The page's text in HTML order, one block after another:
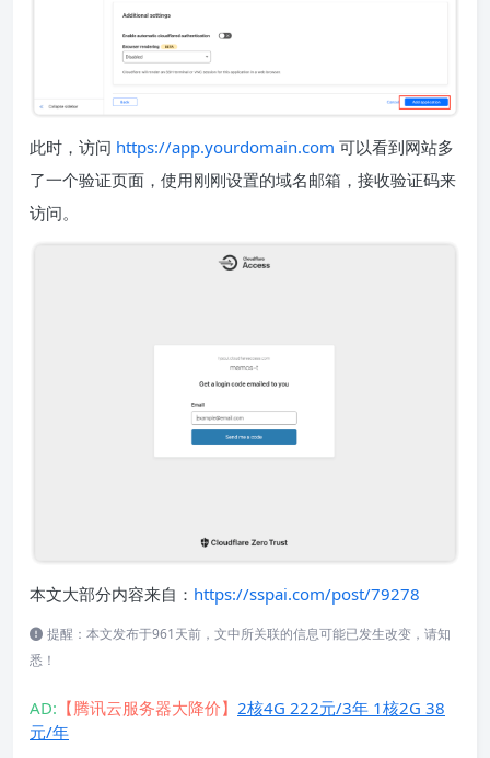
此时，访问 https://app.yourdomain.com 可以看到网站多
了一个验证页面，使用刚刚设置的域名邮箱，接收验证码来
访问。
本文大部分内容来自： https://sspai.com/post/79278
提醒：本文发布于961天前，文中所关联的信息可能已发生改变，请知
悉！
AD: 【腾讯云服务器大降价】 2核4G 222元/3年 1核2G 38
元/年